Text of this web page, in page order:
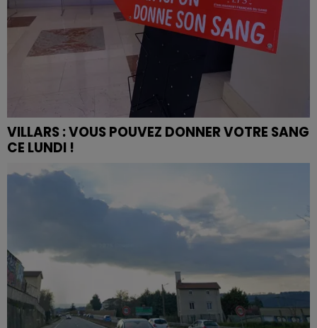
VILLARS : VOUS POUVEZ DONNER VOTRE SANG
CE LUNDI !